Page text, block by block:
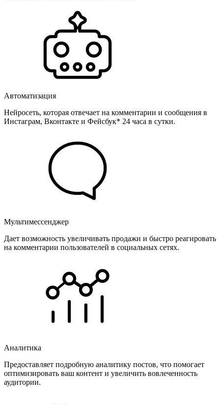
Автоматизация
Нейросеть, которая отвечает на комментарии и сообщения в
Инстаграм, Вконтакте и Фейсбук* 24 часа в сутки.
Мультимессенджер
Дает возможность увеличивать продажи и быстро реагировать
на комментарии пользователей в социальных сетях.
Аналитика
Предоставляет подробную аналитику постов, что помогает
оптимизировать ваш контент и увеличить вовлеченность
аудитории.